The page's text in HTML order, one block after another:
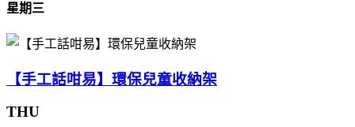
星期三
【手工話咁易】環保兒童收納架
THU